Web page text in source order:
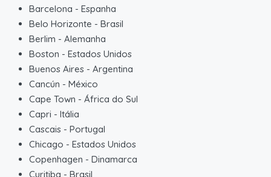
Barcelona - Espanha
Belo Horizonte - Brasil
Berlim - Alemanha
Boston - Estados Unidos
Buenos Aires - Argentina
Cancún - México
Cape Town - África do Sul
Capri - Itália
Cascais - Portugal
Chicago - Estados Unidos
Copenhagen - Dinamarca
Curitiba - Brasil